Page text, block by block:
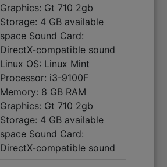
Graphics: Gt 710 2gb
Storage: 4 GB available
space Sound Card:
DirectX-compatible sound
Linux OS: Linux Mint
Processor: i3-9100F
Memory: 8 GB RAM
Graphics: Gt 710 2gb
Storage: 4 GB available
space Sound Card:
DirectX-compatible sound